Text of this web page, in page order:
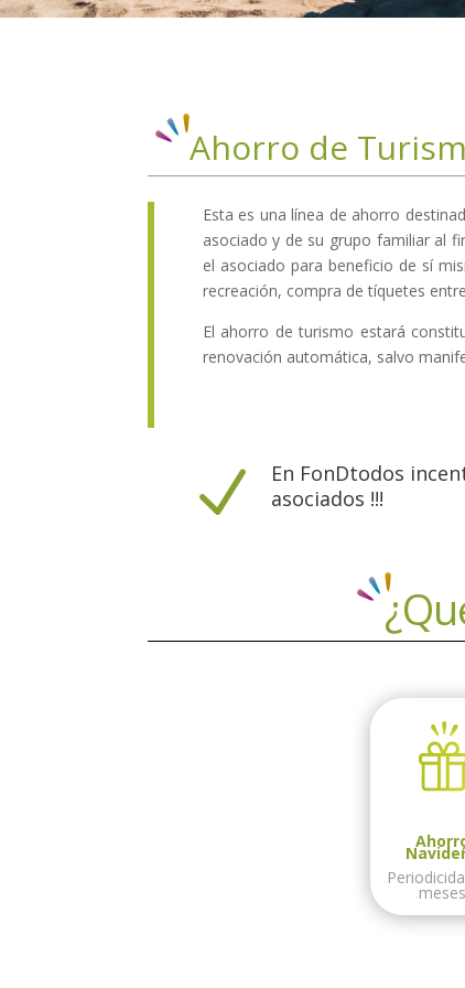
Ahorro de
Esta es una línea de ahorro
asociado y de su grupo familiar al
el asociado para beneficio de sí
recreación, compra de tíquetes
El ahorro de turismo estará
renovación automática, salvo
N
En FonDtodos
asociados !!!
meses